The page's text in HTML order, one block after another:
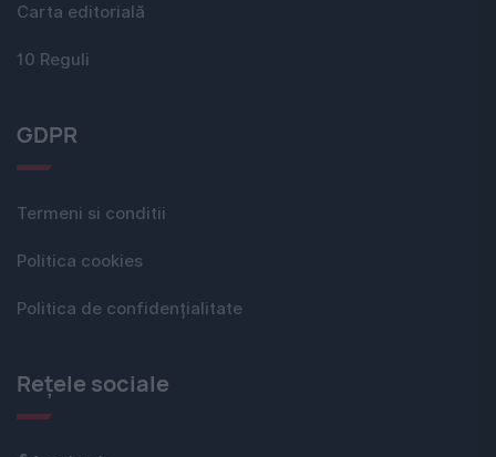
Carta editorială
10 Reguli
GDPR
Termeni si conditii
Politica cookies
Politica de confidențialitate
Rețele sociale